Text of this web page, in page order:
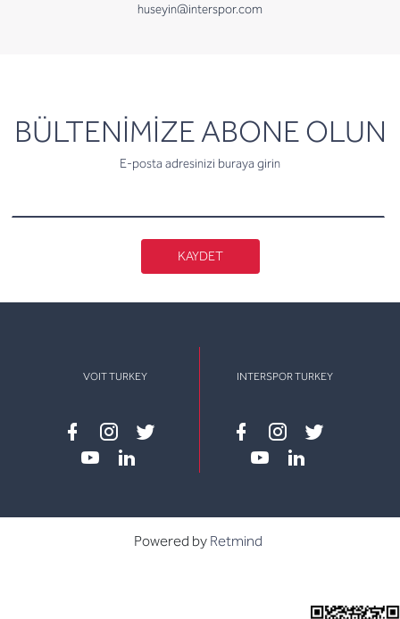
huseyin@interspor.com
BÜLTENİMİZE ABONE OLUN
E-posta adresinizi buraya girin
newsletter
KAYDET
VOIT TURKEY
Facebook
instagram
twitter
INTERSPOR TURKEY
Facebook
instagram
twitter
Powered by Retmind